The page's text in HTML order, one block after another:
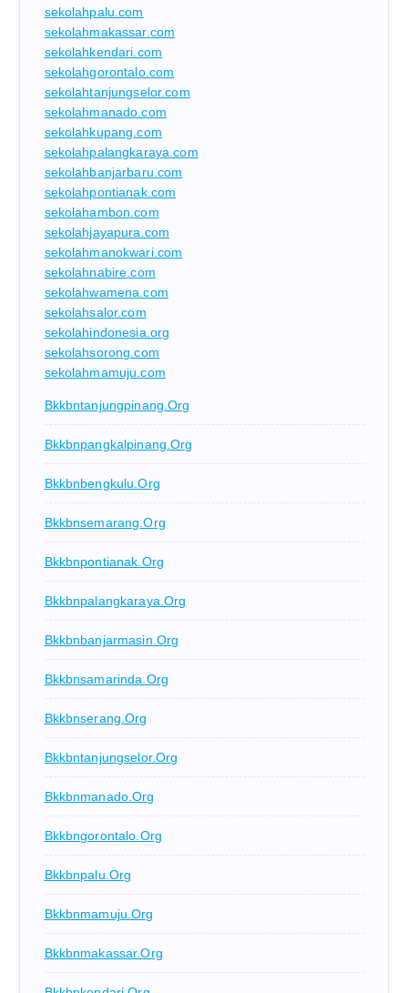
sekolahpalu.com
sekolahmakassar.com
sekolahkendari.com
sekolahgorontalo.com
sekolahtanjungselor.com
sekolahmanado.com
sekolahkupang.com
sekolahpalangkaraya.com
sekolahbanjarbaru.com
sekolahpontianak.com
sekolahambon.com
sekolahjayapura.com
sekolahmanokwari.com
sekolahnabire.com
sekolahwamena.com
sekolahsalor.com
sekolahindonesia.org
sekolahsorong.com
sekolahmamuju.com
Bkkbntanjungpinang.org
Bkkbnpangkalpinang.org
Bkkbnbengkulu.org
Bkkbnsemarang.org
Bkkbnpontianak.org
Bkkbnpalangkaraya.org
Bkkbnbanjarmasin.org
Bkkbnsamarinda.org
Bkkbnserang.org
Bkkbntanjungselor.org
Bkkbnmanado.org
Bkkbngorontalo.org
Bkkbnpalu.org
Bkkbnmamuju.org
Bkkbnmakassar.org